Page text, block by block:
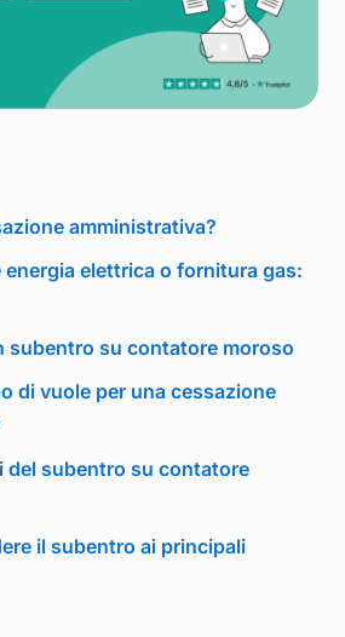
amministrativa?
energia elettrica o fornitura gas:
subentro su contatore moroso
di vuole per una cessazione
del subentro su contatore
il subentro ai principali